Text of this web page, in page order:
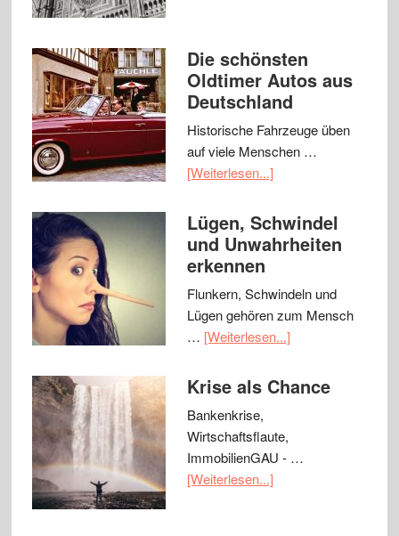
Die schönsten
Oldtimer Autos aus
Deutschland
Historische Fahrzeuge üben
auf viele Menschen …
[Weiterlesen...]
Lügen, Schwindel
und Unwahrheiten
erkennen
Flunkern, Schwindeln und
Lügen gehören zum Mensch
… [Weiterlesen...]
Krise als Chance
Bankenkrise,
Wirtschaftsflaute,
ImmobilienGAU - …
[Weiterlesen...]